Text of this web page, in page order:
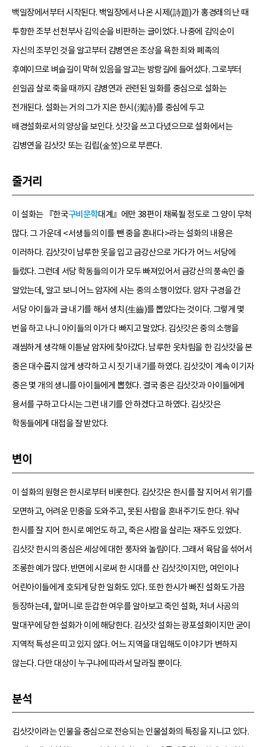
백일장에서부터 시작된다. 백일장에서 나온 시제(詩題)가 홍경래의 난 때
투항한 조부 선천부사 김익순을 비판하는 글이었다. 나중에 김익순이
자신의 조부인 것을 알고부터 김병연은 조상을 욕한 죄와 폐족의
후예이므로 벼슬길이 막혀 있음을 알고는 방랑길에 들어섰다. 그로부터
쉰일곱 살로 죽을 때까지 김병연과 관련된 일화를 중심으로 설화는
전개된다. 설화는 거의 그가 지은 한시(漢詩)를 중심에 두고
배경설화로서의 양상을 보인다. 삿갓을 쓰고 다녔으므로 설화에서는
김병연을 김삿갓 또는 김립(金笠)으로 부른다.
줄거리
이 설화는 『한국구비문학대계』에만 38편이 채록될 정도로 그 양이 무척
많다. 그 가운데 <서생들의 이를 뺀 중을 혼내다>라는 설화의 내용은
이러하다. 김삿갓이 남루한 옷을 입고 금강산으로 가다가 어느 서당에
들렀다. 그런데 서당 학동들의 이가 모두 빠져있어서 금강산의 풍속인 줄
알았는데, 알고 보니 어느 암자에 사는 중의 소행이었다. 암자 구경을 간
서당 아이들과 글 내기를 해서 생치(生齒)를 뽑았다는 것이다. 그렇게 몇
번을 하고 나니 아이들의 이가 다 빠지고 말았다. 김삿갓은 중의 소행을
괘씸하게 생각해 이튿날 암자에 찾아갔다. 남루한 옷차림을 한 김삿갓을 본
중은 대수롭지 않게 생각하고 시 짓기 내기를 하였다. 김삿갓이 계속 이기자
중은 몇 개의 생니를 아이들에게 뽑혔다. 결국 중은 김삿갓과 아이들에게
용서를 구하고 다시는 그런 내기를 안 하겠다고 하였다. 김삿갓은
학동들에게 대접을 잘 받았다.
변이
이 설화의 원형은 한시로부터 비롯한다. 김삿갓은 한시를 잘 지어서 위기를
모면하고, 어려운 민중을 도와주고, 못된 사람을 혼내주기도 한다. 워낙
한시를 잘 지어 한시로 예언도 하고, 죽은 사람을 살리는 재주도 있었다.
김삿갓 한시의 중심은 세상에 대한 풍자와 놀림이다. 그래서 육담을 섞어서
조롱한 예가 많다. 반면에 시로써 한 시대를 산 김삿갓이지만, 여인이나
어린아이들에게 호되게 당한 일화도 있다. 또한 한시가 빠진 설화도 가끔
등장하는데, 할머니로 둔갑한 여우를 알아보고 죽인 설화, 처녀 사공의
말대꾸에 당한 설화가 이에 해당한다. 김삿갓 설화는 광포설화이지만 굳이
지역적 특성은 띠고 있지 않다. 어느 지역을 대입해도 이야기가 변하지
않는다. 다만 대상이 누구냐에 따라서 달라질 뿐이다.
분석
김삿갓이라는 인물을 중심으로 전승되는 인물설화의 특징을 지니고 있다.